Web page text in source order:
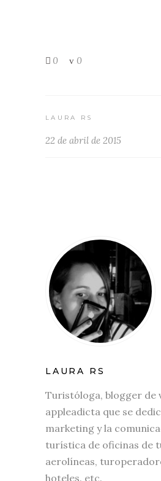
0 0
LAURA RS
22 de abril de 2015
LAURA RS
Turistóloga, blogger de
appleadicta que se
marketing y la
turística de oficinas de
aerolíneas,
hoteles. etc.